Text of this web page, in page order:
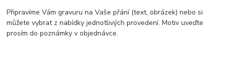
Připravíme Vám gravuru na Vaše přání (text, obrázek) nebo si
můžete vybrat z nabídky jednotlivých provedení. Motiv uveďte
prosím do poznámky v objednávce.